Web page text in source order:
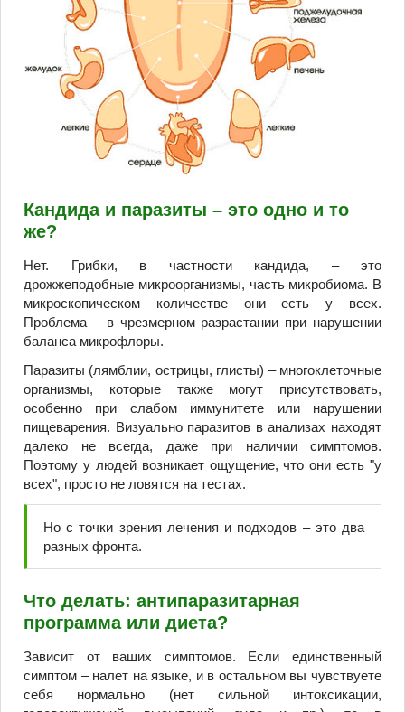
Кандида и паразиты – это одно и то
же?
Нет. Грибки, в частности кандида, – это
дрожжеподобные микроорганизмы, часть микробиома. В
микроскопическом количестве они есть у всех.
Проблема – в чрезмерном разрастании при нарушении
баланса микрофлоры.
Паразиты (лямблии, острицы, глисты) – многоклеточные
организмы, которые также могут присутствовать,
особенно при слабом иммунитете или нарушении
пищеварения. Визуально паразитов в анализах находят
далеко не всегда, даже при наличии симптомов.
Поэтому у людей возникает ощущение, что они есть "у
всех", просто не ловятся на тестах.
Но с точки зрения лечения и подходов – это два
разных фронта.
Что делать: антипаразитарная
программа или диета?
Зависит от ваших симптомов. Если единственный
симптом – налет на языке, и в остальном вы чувствуете
себя нормально (нет сильной интоксикации,